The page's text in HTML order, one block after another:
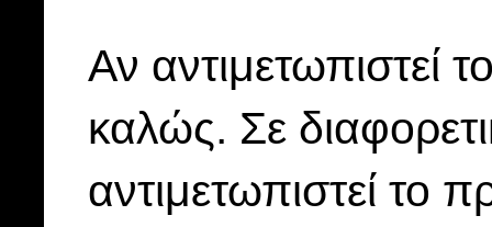
Αν αντιμετωπιστεί
καλώς. Σε
αντιμετωπιστεί το